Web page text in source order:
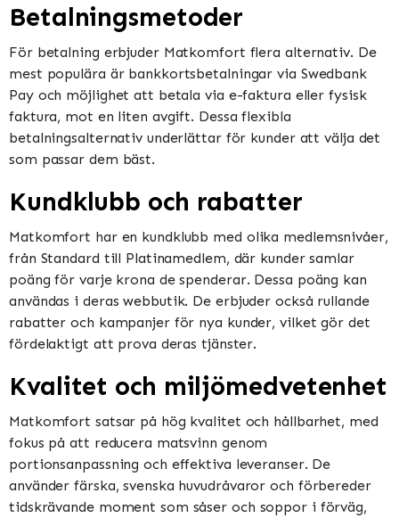
Betalningsmetoder
För betalning erbjuder Matkomfort flera alternativ. De
mest populära är bankkortsbetalningar via Swedbank
Pay och möjlighet att betala via e-faktura eller fysisk
faktura, mot en liten avgift. Dessa flexibla
betalningsalternativ underlättar för kunder att välja det
som passar dem bäst​​.
Kundklubb och rabatter
Matkomfort har en kundklubb med olika medlemsnivåer,
från Standard till Platinamedlem, där kunder samlar
poäng för varje krona de spenderar. Dessa poäng kan
användas i deras webbutik. De erbjuder också rullande
rabatter och kampanjer för nya kunder, vilket gör det
fördelaktigt att prova deras tjänster​​.
Kvalitet och miljömedvetenhet
Matkomfort satsar på hög kvalitet och hållbarhet, med
fokus på att reducera matsvinn genom
portionsanpassning och effektiva leveranser. De
använder färska, svenska huvudråvaror och förbereder
tidskrävande moment som såser och soppor i förväg,